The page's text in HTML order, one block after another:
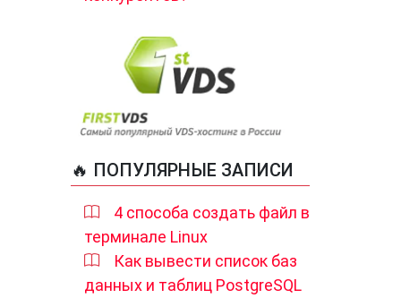
🔥 ПОПУЛЯРНЫЕ ЗАПИСИ
4 способа создать файл в
терминале Linux
Как вывести список баз
данных и таблиц PostgreSQL